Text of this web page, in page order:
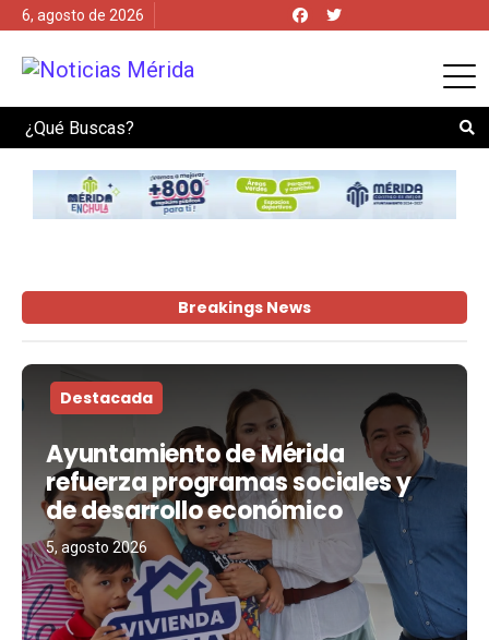
6, agosto de 2026
Search
Breakings News
Destacada
Ayuntamiento de Mérida
refuerza programas sociales y
de desarrollo económico
5, agosto 2026